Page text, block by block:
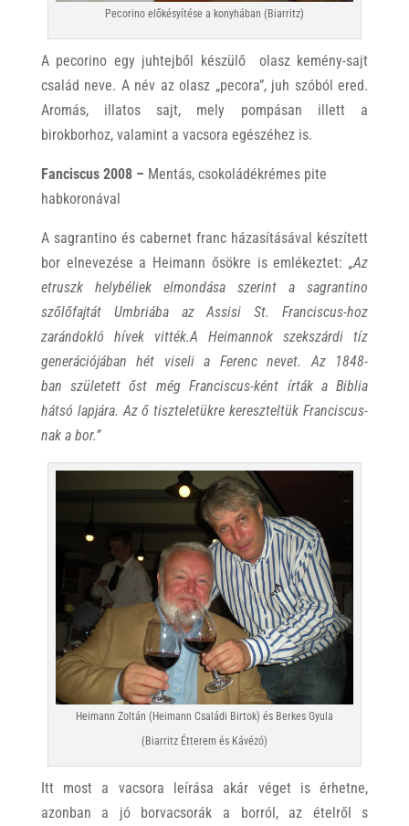
Pecorino előkésyítése a konyhában (Biarritz)
A pecorino egy juhtejből készülő olasz kemény-sajt
család neve. A név az olasz „pecora”, juh szóból ered.
Aromás, illatos sajt, mely pompásan illett a
birokborhoz, valamint a vacsora egészéhez is.
Fanciscus 2008 – Mentás, csokoládékrémes pite
habkoronával
A sagrantino és cabernet franc házasításával készített
bor elnevezése a Heimann ősökre is emlékeztet:„Az
etruszk helybéliek elmondása szerint a sagrantino
szőlőfajtát Umbriába az Assisi St. Franciscus-hoz
zarándokló hívek vitték.A Heimannok szekszárdi tíz
generációjában hét viseli a Ferenc nevet. Az 1848-
ban született őst még Franciscus-ként írták a Biblia
hátsó lapjára. Az ő tiszteletükre kereszteltük Franciscus-
nak a bor.”
Heimann Zoltán (Heimann Családi Birtok) és Berkes Gyula
(Biarritz Étterem és Kávézó)
Itt most a vacsora leírása akár véget is érhetne,
azonban a jó borvacsorák a borról, az ételről s